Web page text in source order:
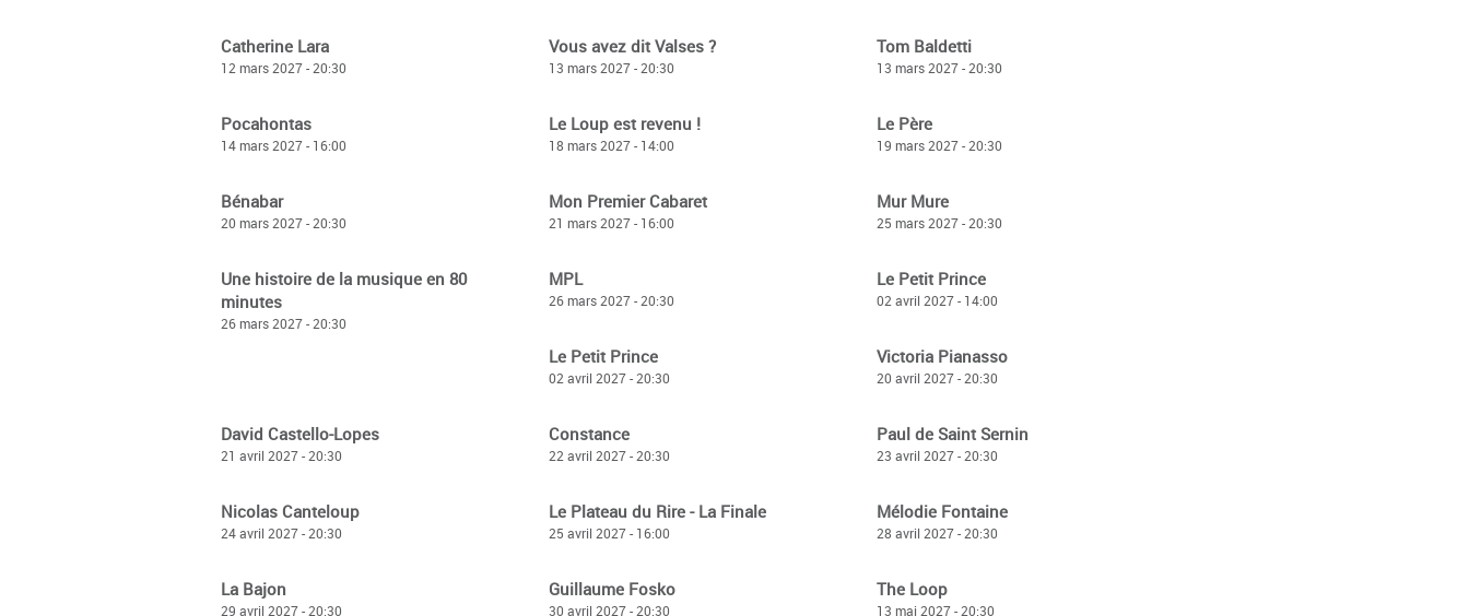
Catherine Lara
12 mars 2027 - 20:30
Vous avez dit Valses ?
13 mars 2027 - 20:30
Tom Baldetti
13 mars 2027 - 20:30
Pocahontas
14 mars 2027 - 16:00
Le Loup est revenu !
18 mars 2027 - 14:00
Le Père
19 mars 2027 - 20:30
Bénabar
20 mars 2027 - 20:30
Mon Premier Cabaret
21 mars 2027 - 16:00
Mur Mure
25 mars 2027 - 20:30
Une histoire de la musique en 80
minutes
26 mars 2027 - 20:30
MPL
26 mars 2027 - 20:30
Le Petit Prince
02 avril 2027 - 14:00
Le Petit Prince
02 avril 2027 - 20:30
Victoria Pianasso
20 avril 2027 - 20:30
David Castello-Lopes
21 avril 2027 - 20:30
Constance
22 avril 2027 - 20:30
Paul de Saint Sernin
23 avril 2027 - 20:30
Nicolas Canteloup
24 avril 2027 - 20:30
Le Plateau du Rire - La Finale
25 avril 2027 - 16:00
Mélodie Fontaine
28 avril 2027 - 20:30
La Bajon
29 avril 2027 - 20:30
Guillaume Fosko
30 avril 2027 - 20:30
The Loop
13 mai 2027 - 20:30